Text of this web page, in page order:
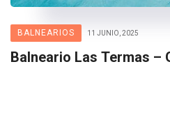
BALNEARIOS 11 JUNIO, 2025
Balneario Las Termas –